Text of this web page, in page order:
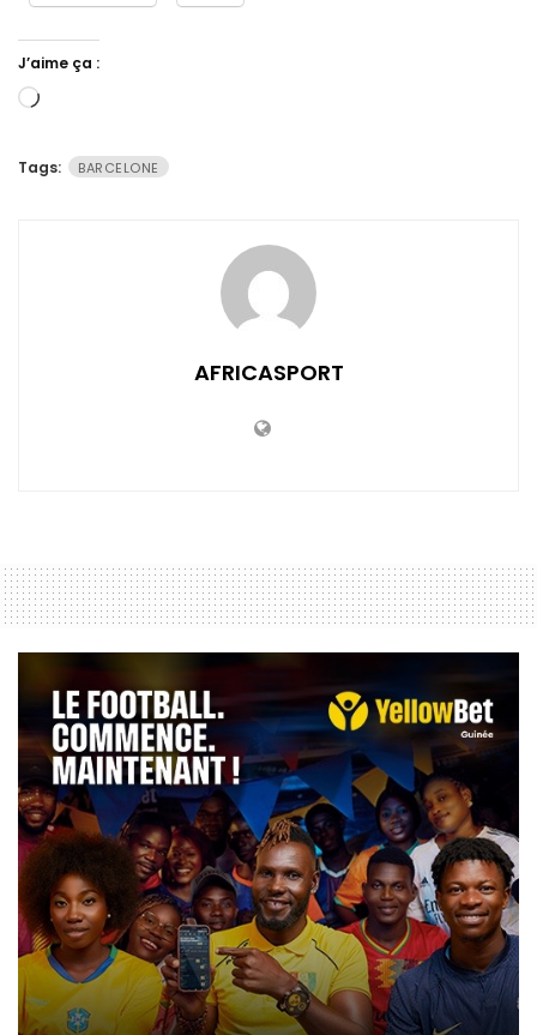
J’aime ça :
Chargement…
Tags: BARCELONE
AFRICASPORT